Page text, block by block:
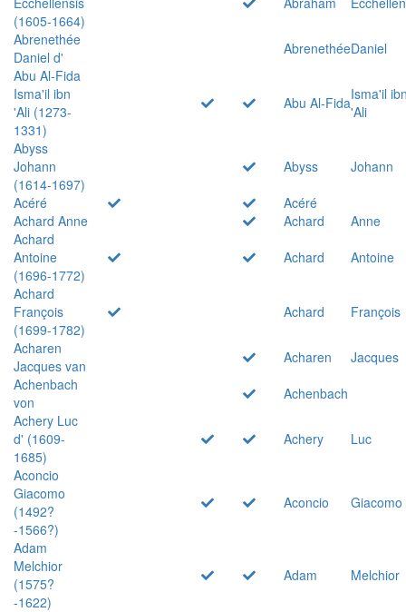
(1605-1664)
Abrenethée
Daniel d'
AbrenethéeDaniel
Abu Al-Fida
Isma'il ibn
'Ali (1273-
1331)
Abu Al-FidaIsma'il
'Ali
Abyss
Johann
(1614-1697)
Abyss
Johann
Acéré
Acéré
Achard Anne
Achard
Anne
Achard
Antoine
(1696-1772)
Achard
Antoine
Achard
François
(1699-1782)
Achard
François
Acharen
Jacques van
Acharen
Jacques
Achenbach
von
Achenbach
Achery Luc
d' (1609-
1685)
Achery
Luc
Aconcio
Giacomo
(1492?
-1566?)
Aconcio Giacomo
Adam
Melchior
(1575?
-1622)
Adam Melchior